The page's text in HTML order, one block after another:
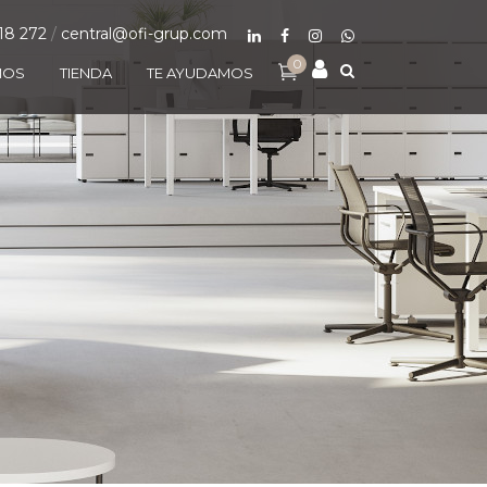
0
TIENDA TE AYUDAMOS
272 / central@ofi-grup.com